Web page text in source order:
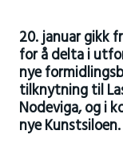
20. januar gikk
for å delta i
nye
tilknytning til
Nodeviga, og i
nye Kunstsiloen.